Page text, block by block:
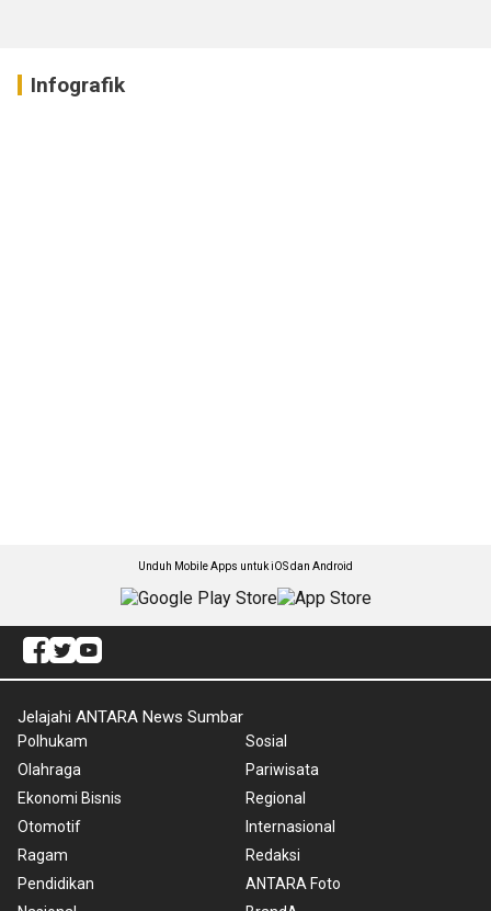
Infografik
Unduh Mobile Apps untuk iOS dan Android
Jelajahi ANTARA News Sumbar
Polhukam
Olahraga
Ekonomi Bisnis
Otomotif
Ragam
Pendidikan
Sosial
Pariwisata
Regional
Internasional
Redaksi
ANTARA Foto